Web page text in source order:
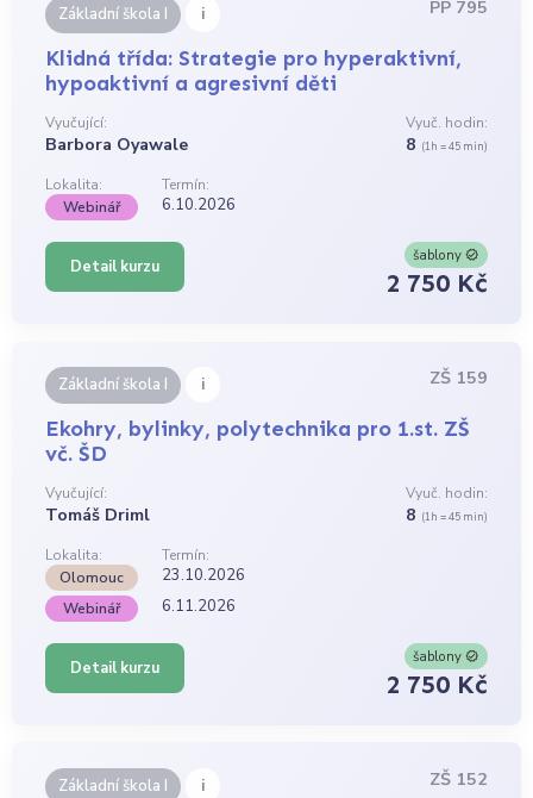
Základní škola I i PP 795
Klidná třída: Strategie pro hyperaktivní,
hypoaktivní a agresivní děti
Vyučující:
Barbora Oyawale
Vyuč. hodin:
8 (1h = 45 min)
Lokalita:
Termín:
Webinář
6.10.2026
Detail kurzu
šablony
2 750 Kč
Základní škola I i ZŠ 159
Ekohry, bylinky, polytechnika pro 1.st. ZŠ
vč. ŠD
Vyučující:
Tomáš Driml
Vyuč. hodin:
8 (1h = 45 min)
Lokalita:
Termín:
Olomouc
23.10.2026
Webinář 6.11.2026
Detail kurzu
šablony
2 750 Kč
Základní škola I i ZŠ 152